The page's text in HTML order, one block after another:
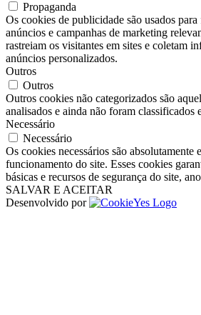
Propaganda
Os cookies de publicidade são usados
anúncios e campanhas de marketing
rastreiam os visitantes em sites e coletam
anúncios personalizados.
Outros
Outros
Outros cookies não categorizados são
analisados ​​e ainda não foram classificados
Necessário
Necessário
Os cookies necessários são absolutamente
funcionamento do site. Esses cookies
básicas e recursos de segurança do site,
SALVAR E ACEITAR
Desenvolvido por